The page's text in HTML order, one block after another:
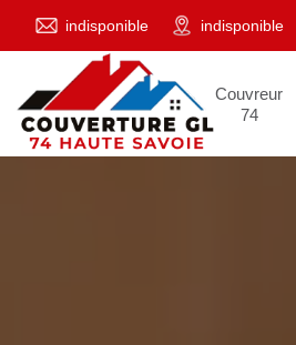
indisponible indisponible
Couvreur
74